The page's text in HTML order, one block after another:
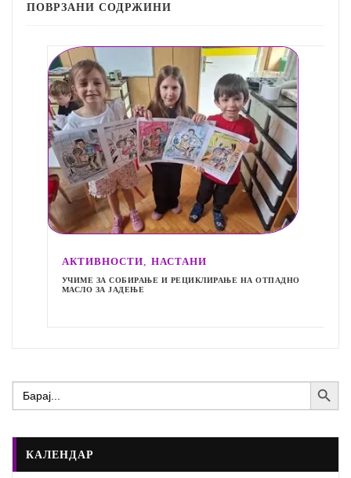
ПОВРЗАНИ СОДРЖИНИ
АКТИВНОСТИ,НАСТАНИ
УЧИМЕ ЗА СОБИРАЊЕ И РЕЦИКЛИРАЊЕ НА ОТПАДНО
МАСЛО ЗА ЈАДЕЊЕ
Search
for:
Search Button
КАЛЕНДАР